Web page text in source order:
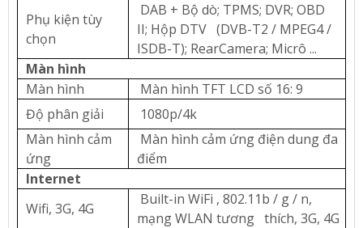
Phụ kiện tùy
chọn
DAB + Bộ dò; TPMS; DVR; OBD
II; Hộp DTV (DVB-T2 / MPEG4 /
ISDB-T); RearCamera; Micrô ...
Màn hình
Màn hình
Màn hình TFT LCD số 16: 9
Độ phân giải
1080p/4k
Màn hình cảm
ứng
Màn hình cảm ứng điện dung đa
điểm
Internet
Wifi, 3G, 4G
Built-in WiFi , 802.11b / g / n,
mạng WLAN tương thích, 3G, 4G